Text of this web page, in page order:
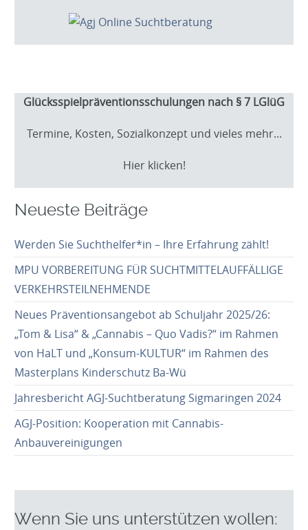
Glücksspielpräventionsschulungen nach § 7 LGlüG
Termine, Kosten, Sozialkonzept und vieles mehr...
Hier klicken!
Neueste Beiträge
Werden Sie Suchthelfer*in – Ihre Erfahrung zählt!
MPU VORBEREITUNG FÜR SUCHTMITTELAUFFÄLLIGE
VERKEHRSTEILNEHMENDE
Neues Präventionsangebot ab Schuljahr 2025/26:
„Tom & Lisa“ & „Cannabis – Quo Vadis?“ im Rahmen
von HaLT und „Konsum-KULTUR“ im Rahmen des
Masterplans Kinderschutz Ba-Wü
Jahresbericht AGJ-Suchtberatung Sigmaringen 2024
AGJ-Position: Kooperation mit Cannabis-
Anbauvereinigungen
Wenn Sie uns unterstützen wollen: